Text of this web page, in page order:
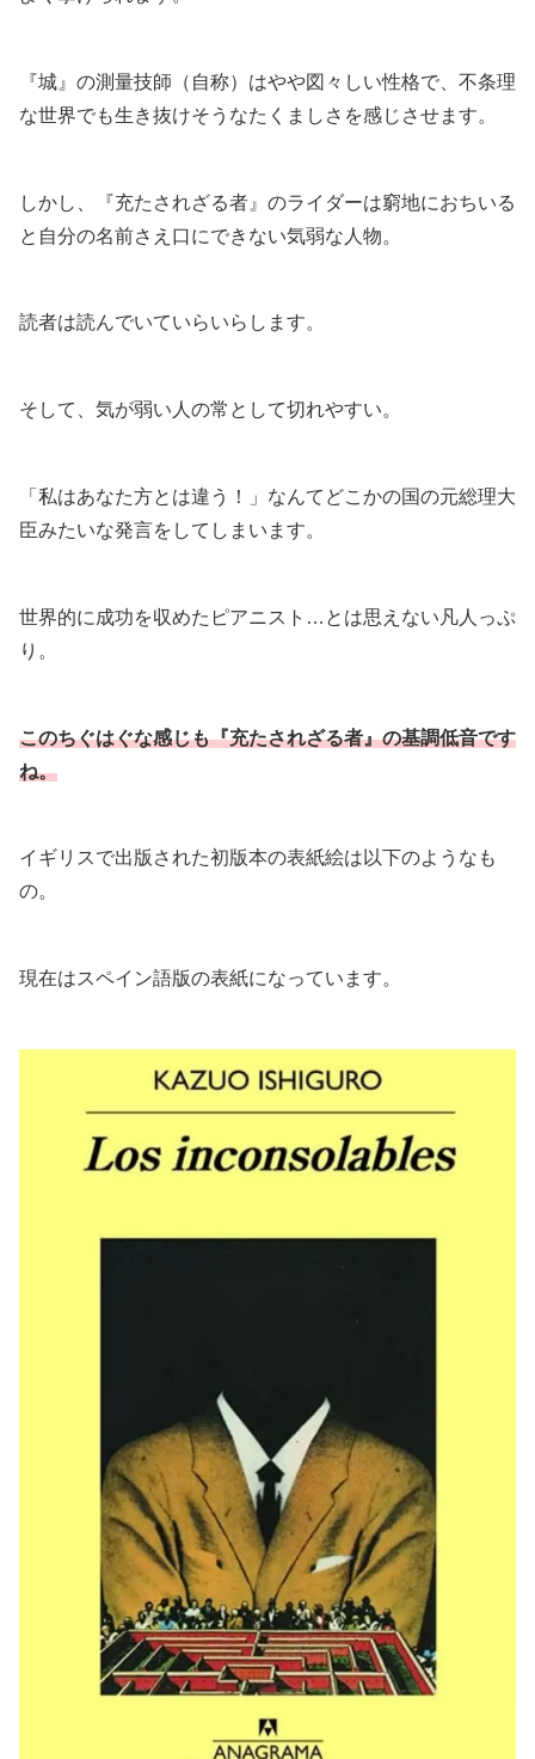
『城』の測量技師（自称）はやや図々しい性格で、不条理
な世界でも生き抜けそうなたくましさを感じさせます。
しかし、『充たされざる者』のライダーは窮地におちいる
と自分の名前さえ口にできない気弱な人物。
読者は読んでいていらいらします。
そして、気が弱い人の常として切れやすい。
「私はあなた方とは違う！」なんてどこかの国の元総理大
臣みたいな発言をしてしまいます。
世界的に成功を収めたピアニスト…とは思えない凡人っぷ
り。
このちぐはぐな感じも『充たされざる者』の基調低音です
ね。
イギリスで出版された初版本の表紙絵は以下のようなも
の。
現在はスペイン語版の表紙になっています。